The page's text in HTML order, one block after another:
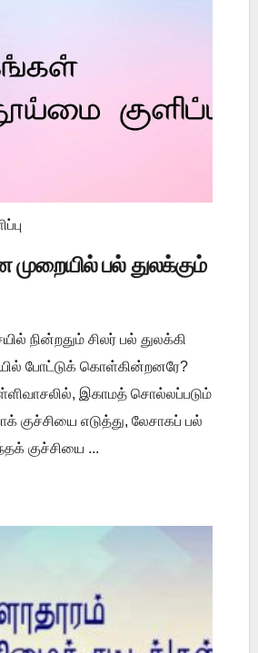
முறையில் பல் துலக்கும்
நின்றதும் சிலர் பல் துலக்கி
போட்டுக் கொள்கின்றனரே?
இகாமத் சொல்லப்படும்
குச்சியை எடுத்து, லேசாகப் பல்
குச்சியை ...